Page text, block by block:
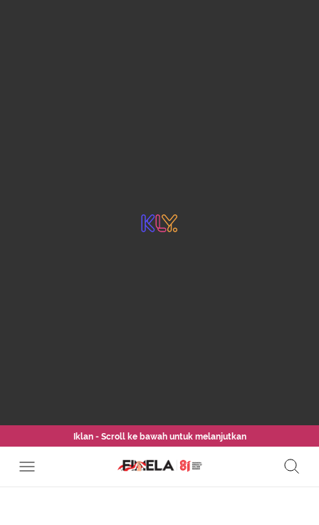
Iklan - Scroll ke bawah untuk melanjutkan